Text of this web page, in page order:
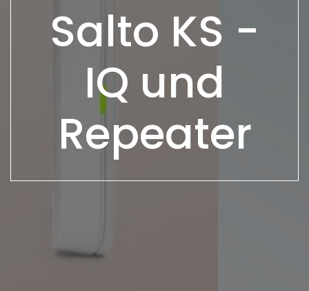
Salto KS -
IQ und
Repeater